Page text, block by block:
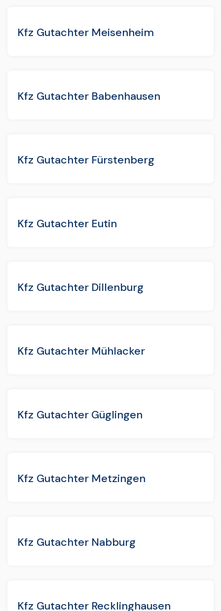
Kfz Gutachter Meisenheim
Kfz Gutachter Babenhausen
Kfz Gutachter Fürstenberg
Kfz Gutachter Eutin
Kfz Gutachter Dillenburg
Kfz Gutachter Mühlacker
Kfz Gutachter Güglingen
Kfz Gutachter Metzingen
Kfz Gutachter Nabburg
Kfz Gutachter Recklinghausen